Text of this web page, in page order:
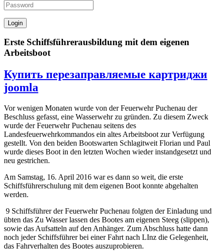
Erste Schiffsführerausbildung mit dem eigenen
Arbeitsboot
Купить перезаправляемые картриджи
joomla
Vor wenigen Monaten wurde von der Feuerwehr Puchenau der
Beschluss gefasst, eine Wasserwehr zu gründen. Zu diesem Zweck
wurde der Feuerwehr Puchenau seitens des
Landesfeuerwehrkommandos ein altes Arbeitsboot zur Verfügung
gestellt. Von den beiden Bootswarten Schlagitweit Florian und Paul
wurde dieses Boot in den letzten Wochen wieder instandgesetzt und
neu gestrichen.
Am Samstag, 16. April 2016 war es dann so weit, die erste
Schiffsführerschulung mit dem eigenen Boot konnte abgehalten
werden.
9 Schiffsführer der Feuerwehr Puchenau folgten der Einladung und
übten das Zu Wasser lassen des Bootes am eigenen Steeg (slippen),
sowie das Aufsatteln auf den Anhänger. Zum Abschluss hatte dann
noch jeder Schiffsführer bei einer Fahrt nach LInz die Gelegenheit,
das Fahrverhalten des Bootes auszuprobieren.